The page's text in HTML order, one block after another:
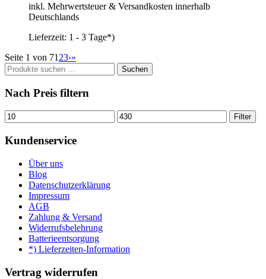
inkl. Mehrwertsteuer & Versandkosten innerhalb
Deutschlands
Lieferzeit: 1 - 3 Tage*)
Seite 1 von 71 23›»
Suchen
nach:
Suchen
Nach Preis filtern
Min.
Preis
Max.
Preis
Filter
Kundenservice
Über uns
Blog
Datenschutzerklärung
Impressum
AGB
Zahlung & Versand
Widerrufsbelehrung
Batterieentsorgung
*) Lieferzeiten-Information
Vertrag widerrufen